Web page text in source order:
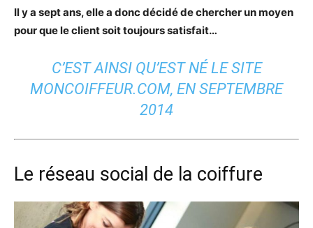
Il y a sept ans, elle a donc décidé de chercher un moyen
pour que le client soit toujours satisfait…
C’EST AINSI QU’EST NÉ LE SITE
MONCOIFFEUR.COM, EN SEPTEMBRE
2014
Le réseau social de la coiffure